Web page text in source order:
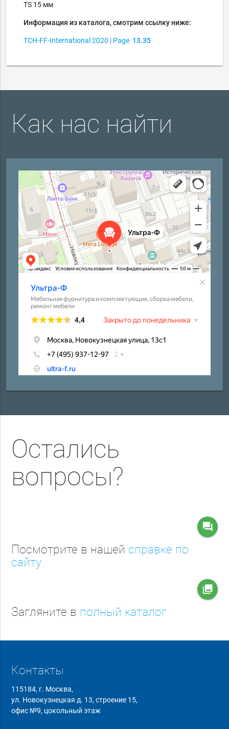
ТS 15 мм
Информация из каталога, смотрим ссылку ниже:
TCH-FF-International2020 | Page 13.35
Как нас найти
Остались
вопросы?
question_answer
Посмотрите в нашей справке по
сайту
collections
Загляните в полный каталог
Контакты
115184, г. Москва,
ул. Новокузнецкая д. 13, строение 15,
офис №9, цокольный этаж